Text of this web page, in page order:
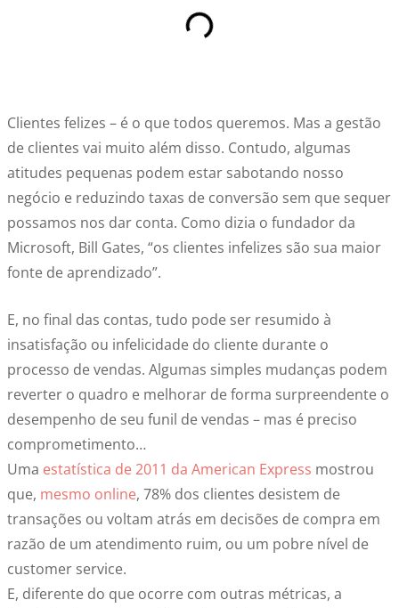
Clientes felizes – é o que todos queremos. Mas a gestão
de clientes vai muito além disso. Contudo, algumas
atitudes pequenas podem estar sabotando nosso
negócio e reduzindo taxas de conversão sem que sequer
possamos nos dar conta. Como dizia o fundador da
Microsoft, Bill Gates, “os clientes infelizes são sua maior
fonte de aprendizado”.
E, no final das contas, tudo pode ser resumido à
insatisfação ou infelicidade do cliente durante o
processo de vendas. Algumas simples mudanças podem
reverter o quadro e melhorar de forma surpreendente o
desempenho de seu funil de vendas – mas é preciso
comprometimento…
Uma estatística de 2011 da American Express mostrou
que, mesmo online, 78% dos clientes desistem de
transações ou voltam atrás em decisões de compra em
razão de um atendimento ruim, ou um pobre nível de
customer service.
E, diferente do que ocorre com outras métricas, a